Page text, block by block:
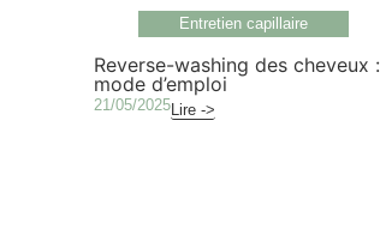
Entretien capillaire
Reverse-washing des cheveux :
mode d’emploi
21/05/2025Lire ->